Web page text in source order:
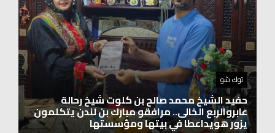
اخبار العرب
الاتحاد الدولي لرائدات الوطن العربي يدشّن انطلاقته
بحضور نخبة من سيدات الأعمال والشخصيات
المجتمعية